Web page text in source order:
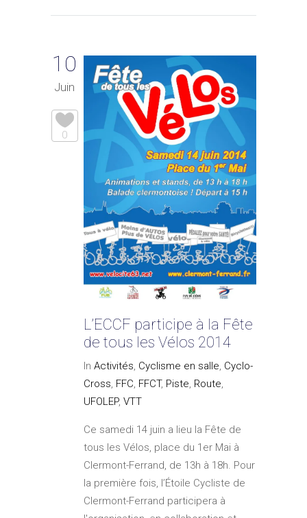
10
Juin
0
L’ECCF participe à la Fête
de tous les Vélos 2014
In Activités, Cyclisme en salle, Cyclo-
Cross, FFC, FFCT, Piste, Route,
UFOLEP, VTT
Ce samedi 14 juin a lieu la Fête de
tous les Vélos, place du 1er Mai à
Clermont-Ferrand, de 13h à 18h. Pour
la première fois, l’Étoile Cycliste de
Clermont-Ferrand participera à